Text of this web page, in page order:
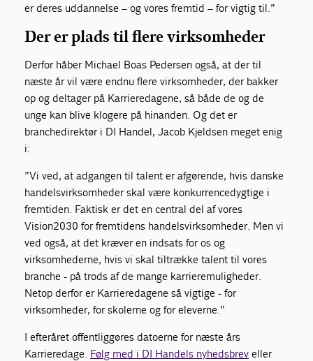
er deres uddannelse – og vores fremtid – for vigtig til.”
Der er plads til flere virksomheder
Derfor håber Michael Boas Pedersen også, at der til
næste år vil være endnu flere virksomheder, der bakker
op og deltager på Karrieredagene, så både de og de
unge kan blive klogere på hinanden. Og det er
branchedirektør i DI Handel, Jacob Kjeldsen meget enig
i:
”Vi ved, at adgangen til talent er afgørende, hvis danske
handelsvirksomheder skal være konkurrencedygtige i
fremtiden. Faktisk er det en central del af vores
Vision2030 for fremtidens handelsvirksomheder. Men vi
ved også, at det kræver en indsats for os og
virksomhederne, hvis vi skal tiltrække talent til vores
branche - på trods af de mange karrieremuligheder.
Netop derfor er Karrieredagene så vigtige - for
virksomheder, for skolerne og for eleverne.”
I efteråret offentliggøres datoerne for næste års
Karrieredage. Følg med i DI Handels nyhedsbrev eller